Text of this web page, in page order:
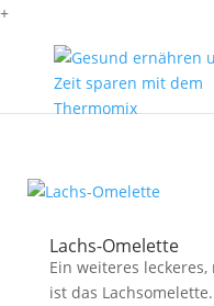
+
Lachs-Omelette
Ein weiteres
ist das